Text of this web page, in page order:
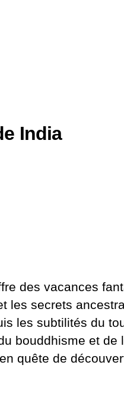
India
des vacances
les secrets
les subtilités du
bouddhisme et
quête de